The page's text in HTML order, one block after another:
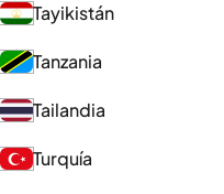
Tayikistán
Tanzania
Tailandia
Turquía